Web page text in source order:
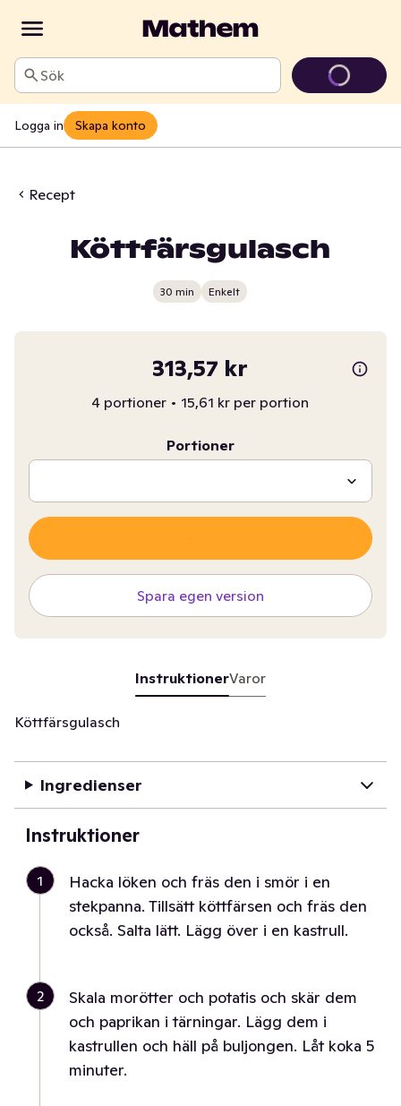
Sök
Logga in Skapa konto
Recept
Köttfärsgulasch
30 min Enkelt
313,57 kr
4 portioner • 15,61 kr per portion
Portioner
Spara egen version
InstruktionerVaror
Köttfärsgulasch
Ingredienser
Instruktioner
1
Hacka löken och fräs den i smör i en
stekpanna. Tillsätt köttfärsen och fräs den
också. Salta lätt. Lägg över i en kastrull.
2
Skala morötter och potatis och skär dem
och paprikan i tärningar. Lägg dem i
kastrullen och häll på buljongen. Låt koka 5
minuter.